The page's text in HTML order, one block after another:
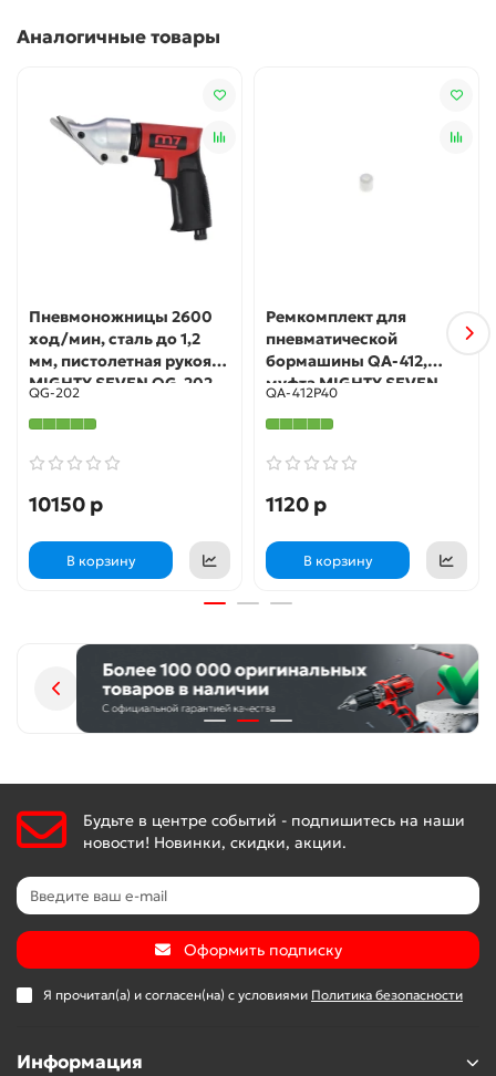
Аналогичные товары
Пневмоножницы 2600
ход/мин, сталь до 1,2
мм, пистолетная рукоять
MIGHTY SEVEN QG-202
QG-202
10150 р
В корзину
Ремкомплект для
пневматической
бормашины QA-412,
муфта MIGHTY SEVEN
QA-412P40
QA-412P40
1120 р
В корзину
Будьте в центре событий - подпишитесь на наши
новости! Новинки, скидки, акции.
Оформить подписку
Я прочитал(а) и согласен(на) с условиями Политика безопасности
Информация